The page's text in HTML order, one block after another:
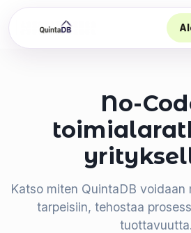
No-
Katso miten QuintaDB voidaan
tarpeisiin, tehostaa
tuottavuutta.